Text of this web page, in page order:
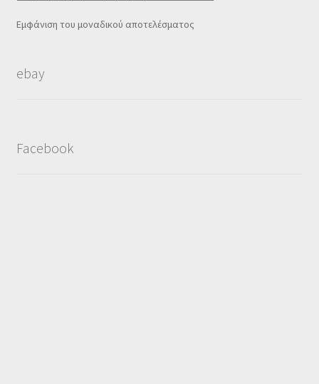
Εμφάνιση του μοναδικού αποτελέσματος
ebay
Facebook